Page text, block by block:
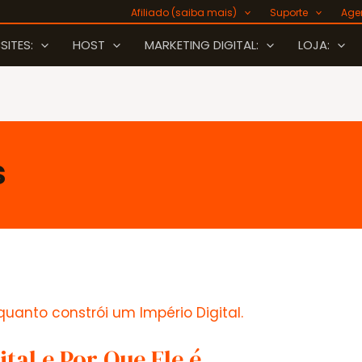
Afiliado (saiba mais) Suporte
HOST MARKETING DIGITAL: LOJA: